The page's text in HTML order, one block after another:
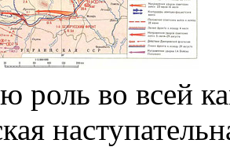
роль во всей